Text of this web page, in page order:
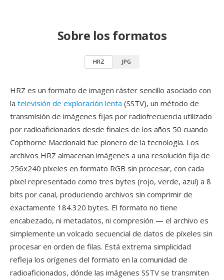
Sobre los formatos
HRZ JPG
HRZ es un formato de imagen ráster sencillo asociado con
la televisión de exploración lenta (SSTV), un método de
transmisión de imágenes fijas por radiofrecuencia utilizado
por radioaficionados desde finales de los años 50 cuando
Copthorne Macdonald fue pionero de la tecnología. Los
archivos HRZ almacenan imágenes a una resolución fija de
256x240 píxeles en formato RGB sin procesar, con cada
píxel representado como tres bytes (rojo, verde, azul) a 8
bits por canal, produciendo archivos sin comprimir de
exactamente 184.320 bytes. El formato no tiene
encabezado, ni metadatos, ni compresión — el archivo es
simplemente un volcado secuencial de datos de píxeles sin
procesar en orden de filas. Está extrema simplicidad
refleja los orígenes del formato en la comunidad de
radioaficionados, dónde las imágenes SSTV se transmiten